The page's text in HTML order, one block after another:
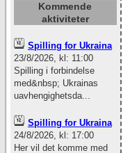
Kommende
aktiviteter
Spilling for Ukraina
23/8/2026, kl: 11:00
Spilling i forbindelse
med&nbsp; Ukrainas
uavhengighetsda...
Spilling for Ukraina
24/8/2026, kl: 17:00
Her vil det komme med